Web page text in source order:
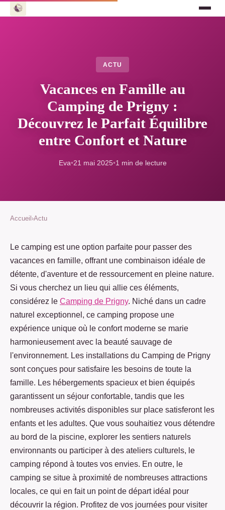
ACTU
Vacances en Famille au
Camping de Prigny :
Découvrez le Parfait Équilibre
entre Confort et Nature
Eva•21 mai 2025•1 min de lecture
Accueil ›Actu
Le camping est une option parfaite pour passer des
vacances en famille, offrant une combinaison idéale de
détente, d'aventure et de ressourcement en pleine nature.
Si vous cherchez un lieu qui allie ces éléments,
considérez le Camping de Prigny. Niché dans un cadre
naturel exceptionnel, ce camping propose une
expérience unique où le confort moderne se marie
harmonieusement avec la beauté sauvage de
l'environnement. Les installations du Camping de Prigny
sont conçues pour satisfaire les besoins de toute la
famille. Les hébergements spacieux et bien équipés
garantissent un séjour confortable, tandis que les
nombreuses activités disponibles sur place satisferont les
enfants et les adultes. Que vous souhaitiez vous détendre
au bord de la piscine, explorer les sentiers naturels
environnants ou participer à des ateliers culturels, le
camping répond à toutes vos envies. En outre, le
camping se situe à proximité de nombreuses attractions
locales, ce qui en fait un point de départ idéal pour
découvrir la région. Profitez de vos journées pour visiter